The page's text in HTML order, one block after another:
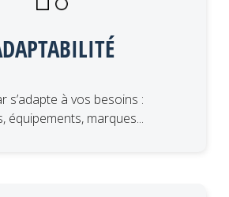
s’adapte à vos besoins :
équipements, marques...